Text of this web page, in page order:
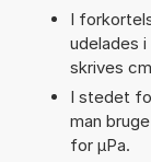
I
udelades
skrives
I stedet
man
for µPa.